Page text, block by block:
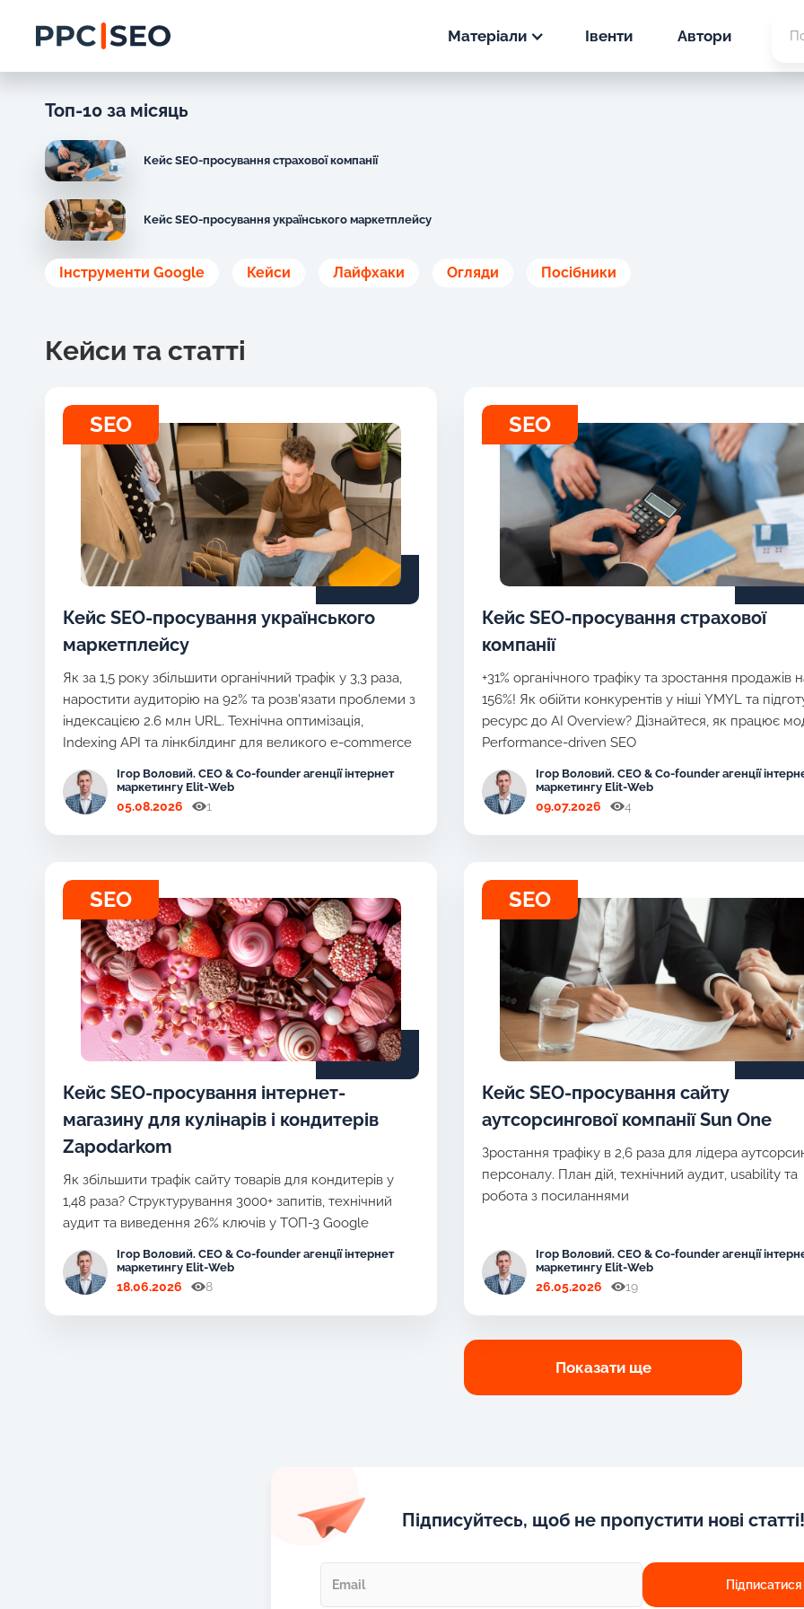
Матеріали
SEO
Івенти Автори
Топ-10 за місяць
Кейс SEO-просування страхової компанії
Кейс SEO-просування українського маркетплейсу
Інструменти Google Кейси Лайфхаки Огляди Посібники
Кейси та статті
SEO
Кейс SEO-просування українського
маркетплейсу
Як за 1,5 року збільшити органічний трафік у 3,3 раза,
наростити аудиторію на 92% та розв'язати проблеми з
індексацією 2.6 млн URL. Технічна оптимізація,
Indexing API та лінкбілдинг для великого e-commerce
Ігор Воловий. CEO & Co-founder агенції інтернет
маркетингу Elit-Web
05.08.2026 1
SEO
Кейс SEO-просування страхової
компанії
+31% органічного трафіку та зростання продажів
156%! Як обійти конкурентів у ніші YMYL та
ресурс до AI Overview? Дізнайтеся, як працює
Performance-driven SEO
Ігор Воловий. CEO & Co-founder агенції
маркетингу Elit-Web
09.07.2026 4
SEO
Кейс SEO-просування інтернет-
магазину для кулінарів і кондитерів
Zapodarkom
Як збільшити трафік сайту товарів для кондитерів у
1,48 раза? Структурування 3000+ запитів, технічний
аудит та виведення 26% ключів у ТОП-3 Google
Ігор Воловий. CEO & Co-founder агенції інтернет
маркетингу Elit-Web
18.06.2026 8
SEO
Кейс SEO-просування сайту
аутсорсингової компанії Sun One
Зростання трафіку в 2,6 раза для лідера
персоналу. План дій, технічний аудит, usability та
робота з посиланнями
Ігор Воловий. CEO & Co-founder агенції
маркетингу Elit-Web
26.05.2026 19
Показати ще
Підписуйтесь, щоб не пропустити нові статті!